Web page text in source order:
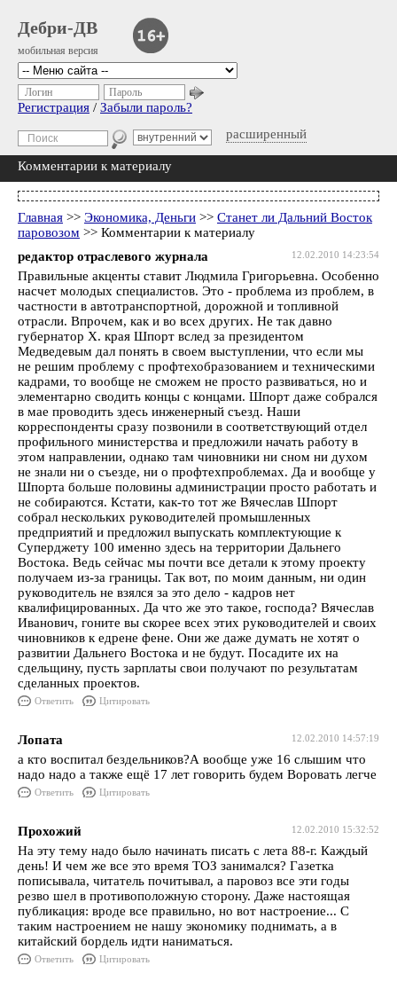
Дебри-ДВ
мобильная версия
расширенный
Логин Пароль
Регистрация / Забыли пароль?
Комментарии к материалу
Главная >> Экономика, Деньги >> Станет ли Дальний Восток
паровозом >> Комментарии к материалу
12.02.2010 14:23:54
редактор отраслевого журнала
Правильные акценты ставит Людмила Григорьевна. Особенно
насчет молодых специалистов. Это - проблема из проблем, в
частности в автотранспортной, дорожной и топливной
отрасли. Впрочем, как и во всех других. Не так давно
губернатор Х. края Шпорт вслед за президентом
Медведевым дал понять в своем выступлении, что если мы
не решим проблему с профтехобразованием и техническими
кадрами, то вообще не сможем не просто развиваться, но и
элементарно сводить концы с концами. Шпорт даже собрался
в мае проводить здесь инженерный съезд. Наши
корреспонденты сразу позвонили в соответствующий отдел
профильного министерства и предложили начать работу в
этом направлении, однако там чиновники ни сном ни духом
не знали ни о съезде, ни о профтехпроблемах. Да и вообще у
Шпорта больше половины администрации просто работать и
не собираются. Кстати, как-то тот же Вячеслав Шпорт
собрал нескольких руководителей промышленных
предприятий и предложил выпускать комплектующие к
Суперджету 100 именно здесь на территории Дальнего
Востока. Ведь сейчас мы почти все детали к этому проекту
получаем из-за границы. Так вот, по моим данным, ни один
руководитель не взялся за это дело - кадров нет
квалифицированных. Да что же это такое, господа? Вячеслав
Иванович, гоните вы скорее всех этих руководителей и своих
чиновников к едрене фене. Они же даже думать не хотят о
развитии Дальнего Востока и не будут. Посадите их на
сдельщину, пусть зарплаты свои получают по результатам
сделанных проектов.
Ответить Цитировать
12.02.2010 14:57:19
Лопата
а кто воспитал бездельников?А вообще уже 16 слышим что
надо надо а также ещё 17 лет говорить будем Воровать легче
Ответить Цитировать
12.02.2010 15:32:52
Прохожий
На эту тему надо было начинать писать с лета 88-г. Каждый
день! И чем же все это время ТОЗ занимался? Газетка
пописывала, читатель почитывал, а паровоз все эти годы
резво шел в противоположную сторону. Даже настоящая
публикация: вроде все правильно, но вот настроение... С
таким настроением не нашу экономику поднимать, а в
китайский бордель идти наниматься.
Ответить Цитировать